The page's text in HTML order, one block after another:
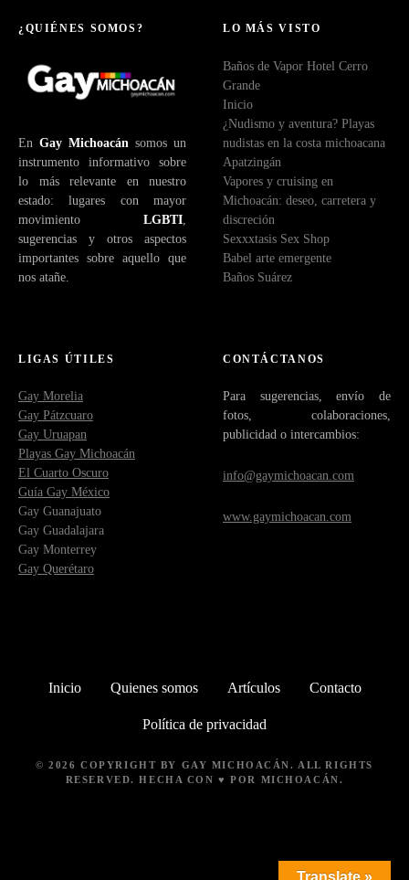
¿QUIÉNES SOMOS?
En Gay Michoacán somos un
instrumento informativo sobre
lo más relevante en nuestro
estado: lugares con mayor
movimiento LGBTI
sugerencias y otros aspectos
importantes sobre aquello que
nos atañe.
LO MÁS VISTO
Baños de Vapor Hotel Cerro
Grande
Inicio
¿Nudismo y aventura? Playas
nudistas en la costa michoacana
Apatzingán
Vapores y cruising en
Michoacán: deseo, carretera y
discreción
Sexxxtasis Sex Shop
Babel arte emergente
Baños Suárez
LIGAS ÚTILES
Gay Morelia
Gay Pátzcuaro
Gay Uruapan
Playas Gay Michoacán
El Cuarto Oscuro
Guía Gay México
Gay Guanajuato
Gay Guadalajara
Gay Monterrey
Gay Querétaro
CONTÁCTANOS
Para sugerencias, envío de
fotos, colaboraciones,
publicidad o intercambios:
info@gaymichoacan.com
www.gaymichoacan.com
Inicio Quienes somos Artículos Contacto
Política de privacidad
© 2026 COPYRIGHT BY GAY MICHOACÁN. ALL RIGHTS
RESERVED. HECHA CON ♥ POR MICHOACÁN.
Translate »